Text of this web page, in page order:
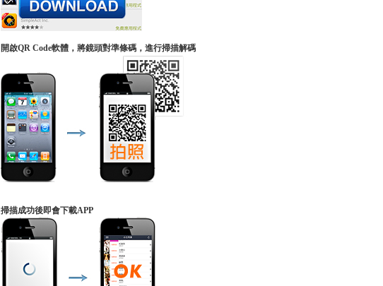
開啟QR Code軟體，將鏡頭對準條碼，進行掃描解碼
掃描成功後即會下載APP